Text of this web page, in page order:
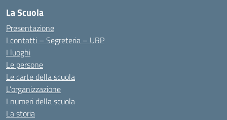
La Scuola
Presentazione
I contatti – Segreteria – URP
I luoghi
Le persone
Le carte della scuola
L’organizzazione
I numeri della scuola
La storia